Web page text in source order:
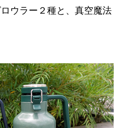
ウラー２種と、真空魔法